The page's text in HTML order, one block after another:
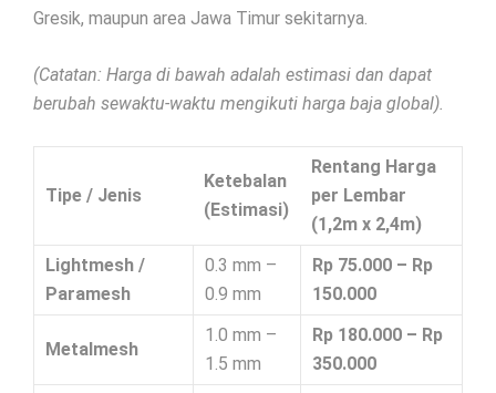
Gresik, maupun area Jawa Timur sekitarnya.
(Catatan: Harga di bawah adalah estimasi dan dapat
berubah sewaktu-waktu mengikuti harga baja global).
Tipe / Jenis
Ketebalan
(Estimasi)
Rentang Harga
per Lembar
(1,2m x 2,4m)
Lightmesh /
Paramesh
0.3 mm –
0.9 mm
Rp 75.000 – Rp
150.000
Metalmesh
1.0 mm –
1.5 mm
Rp 180.000 – Rp
350.000